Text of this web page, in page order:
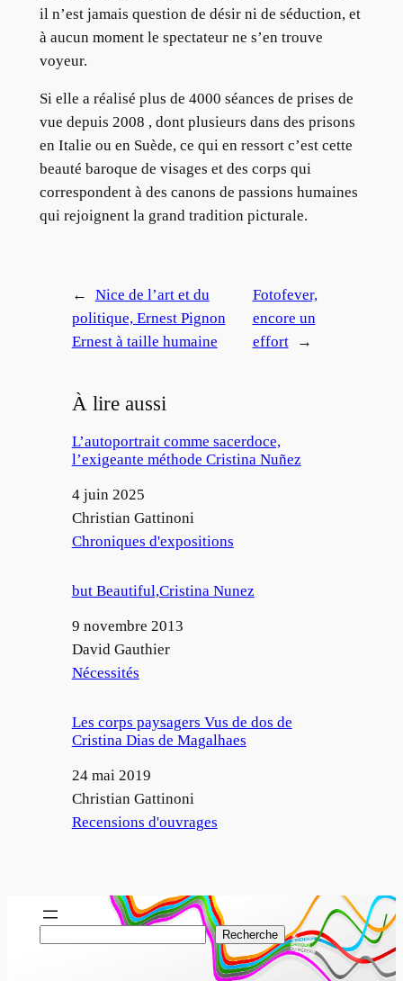
il n’est jamais question de désir ni de séduction, et
à aucun moment le spectateur ne s’en trouve
voyeur.
Si elle a réalisé plus de 4000 séances de prises de
vue depuis 2008 , dont plusieurs dans des prisons
en Italie ou en Suède, ce qui en ressort c’est cette
beauté baroque de visages et des corps qui
correspondent à des canons de passions humaines
qui rejoignent la grand tradition picturale.
←
Nice de l’art et du
politique, Ernest Pignon
Ernest à taille humaine
Fotofever,
encore un
effort
→
À lire aussi
L’autoportrait comme sacerdoce,
l’exigeante méthode Cristina Nuñez
Date
4 juin 2025
Auteur
Christian Gattinoni
Par rapport à
Chroniques d'expositions
but Beautiful,Cristina Nunez
Date
9 novembre 2013
Auteur
David Gauthier
Par rapport à
Nécessités
Les corps paysagers Vus de dos de
Cristina Dias de Magalhaes
Date
24 mai 2019
Auteur
Christian Gattinoni
Par rapport à
Recensions d'ouvrages
Recherche